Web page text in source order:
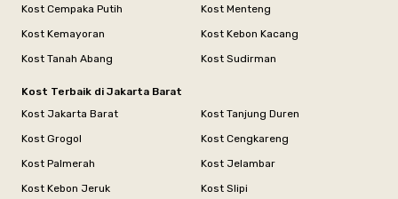
Kost Cempaka Putih
Kost Menteng
Kost Kemayoran
Kost Kebon Kacang
Kost Tanah Abang
Kost Sudirman
Kost Terbaik di Jakarta Barat
Kost Jakarta Barat
Kost Tanjung Duren
Kost Grogol
Kost Cengkareng
Kost Palmerah
Kost Jelambar
Kost Kebon Jeruk
Kost Slipi